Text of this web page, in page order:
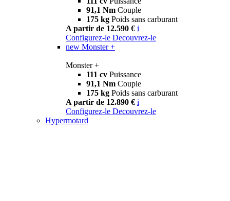
91,1 Nm Couple
175 kg Poids sans carburant
A partir de 12.590 € i
Configurez-le Decouvrez-le
new Monster +
Monster +
111 cv Puissance
91,1 Nm Couple
175 kg Poids sans carburant
A partir de 12.890 € i
Configurez-le Decouvrez-le
Hypermotard